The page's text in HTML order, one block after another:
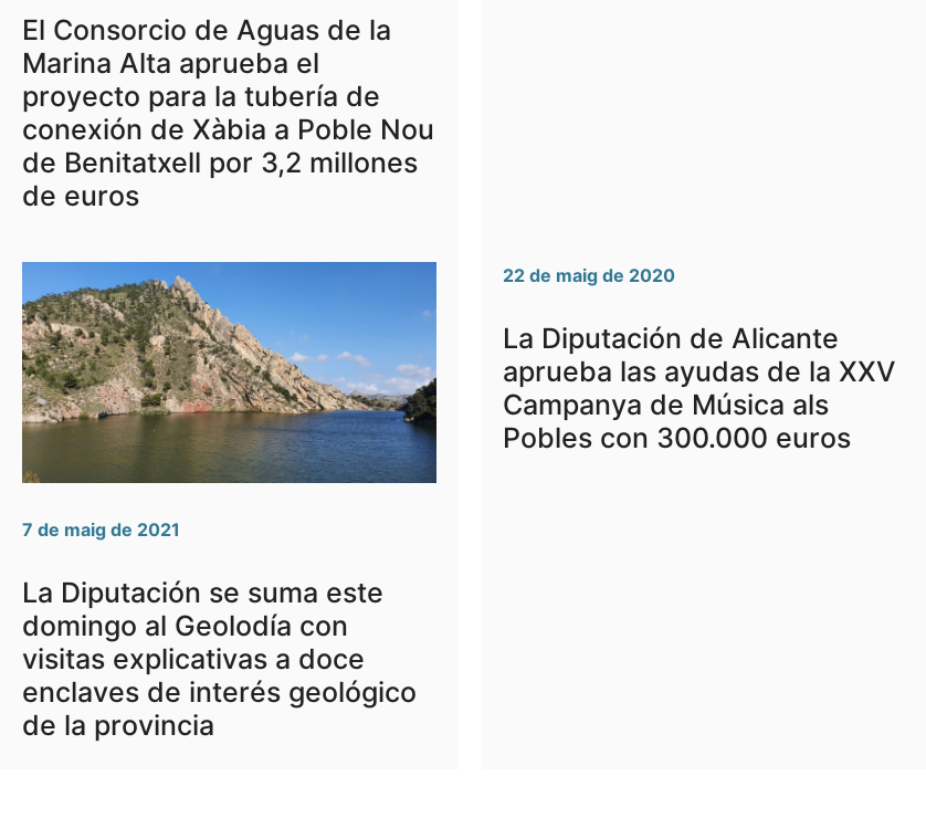
El Consorcio de Aguas de la
Marina Alta aprueba el
proyecto para la tubería de
conexión de Xàbia a Poble Nou
de Benitatxell por 3,2 millones
de euros
7 de maig de 2021
La Diputación se suma este
domingo al Geolodía con
visitas explicativas a doce
enclaves de interés geológico
de la provincia
22 de maig de 2020
La Diputación de Alicante
aprueba las ayudas de la XXV
Campanya de Música als
Pobles con 300.000 euros